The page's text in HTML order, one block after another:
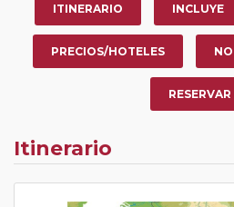
o los que estén en luna de
descuento del 5%.
ITINERARIO INCLUYE
PRECIOS/HOTELES
RESERVAR
Itinerario